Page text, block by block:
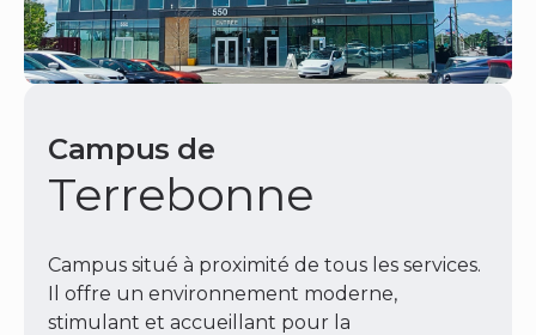
Campus de
Terrebonne
Campus situé à proximité de tous les services.
Il offre un environnement moderne,
stimulant et accueillant pour la